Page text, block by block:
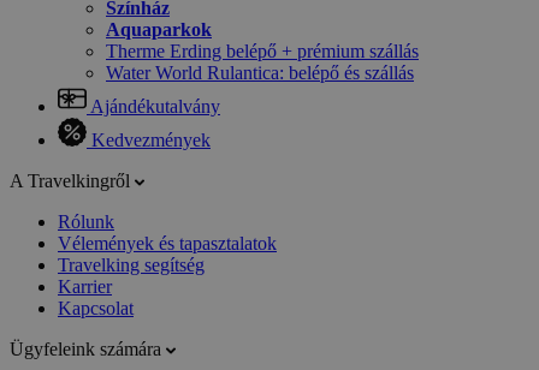
Színház
Aquaparkok
Therme Erding belépő + prémium szállás
Water World Rulantica: belépő és szállás
Ajándékutalvány
Kedvezmények
A Travelkingről
Rólunk
Vélemények és tapasztalatok
Travelking segítség
Karrier
Kapcsolat
Ügyfeleink számára